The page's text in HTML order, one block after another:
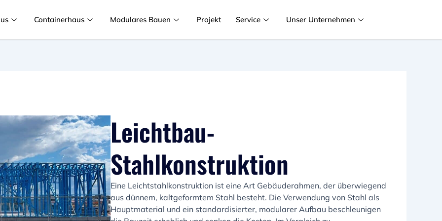
Containerhaus Modulares Bauen Projekt Service Unser Unternehmen
Leichtbau-
Stahlkonstruktion
Eine Leichtstahlkonstruktion ist eine Art Gebäuderahmen, der überwiegend
aus dünnem, kaltgeformtem Stahl besteht. Die Verwendung von Stahl als
Hauptmaterial und ein standardisierter, modularer Aufbau beschleunigen